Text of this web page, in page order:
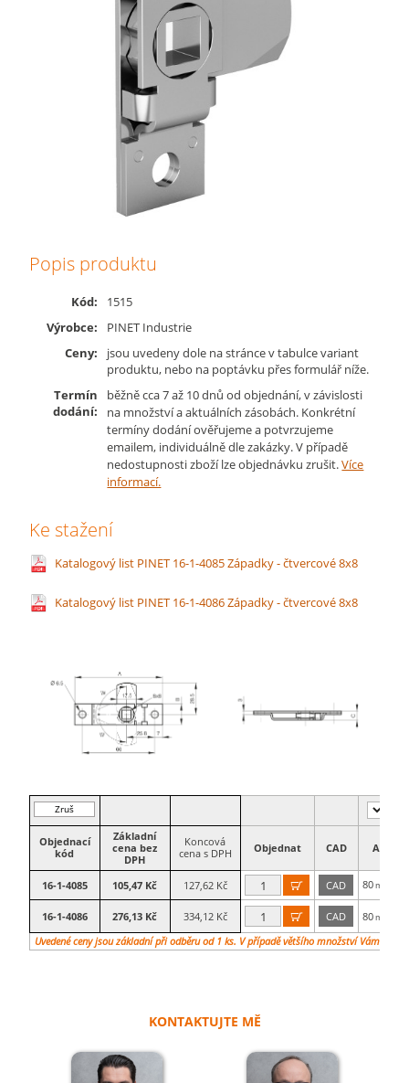
Popis produktu
Kód:
1515
Výrobce:
PINET Industrie
Ceny:
jsou uvedeny dole na stránce v tabulce variant
produktu, nebo na poptávku přes formulář níže.
Termín
dodání:
běžně cca 7 až 10 dnů od objednání, v závislosti
na množství a aktuálních zásobách. Konkrétní
termíny dodání ověřujeme a potvrzujeme
emailem, individuálně dle zakázky. V případě
nedostupnosti zboží lze objednávku zrušit.Více
informací.
Ke stažení
Katalogový list PINET 16-1-4085 Západky - čtvercové 8x8
Katalogový list PINET 16-1-4086 Západky - čtvercové 8x8
Zruš
filtr
Objednací
kód
Základní
cena bez
DPH
Koncová
cena s DPH
Objednat CAD A
16-1-4085 105,47 Kč 127,62 Kč  CAD 80mm
16-1-4086 276,13 Kč 334,12 Kč  CAD 80mm
Uvedené ceny jsou základní při odběru od 1 ks. V případě většího množství Vám
KONTAKTUJTE MĚ